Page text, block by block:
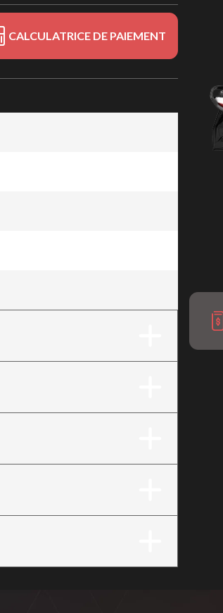
CALCULATRICE DE PAIEMENT